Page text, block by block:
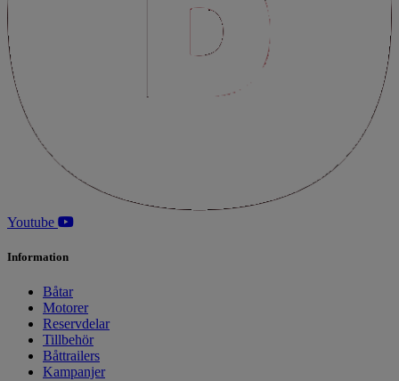
Youtube
Information
Båtar
Motorer
Reservdelar
Tillbehör
Båttrailers
Kampanjer